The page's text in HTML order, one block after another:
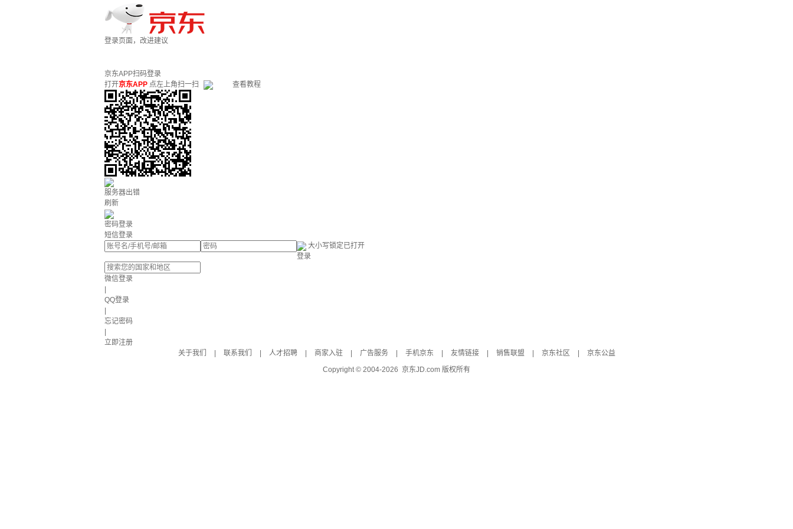
登录页面，改进建议
京东APP扫码登录
打开京东APP 点左上角扫一扫 查看教程
服务器出错
刷新
密码登录
短信登录
大小写锁定已打开
登录
微信登录
QQ登录
忘记密码
立即注册
关于我们
联系我们 人才招聘 商家入驻 广告服务 手机京东 友情链接 销售联盟 京东社区
京东公益
Copyright © 2004-2026 京东JD.com 版权所有